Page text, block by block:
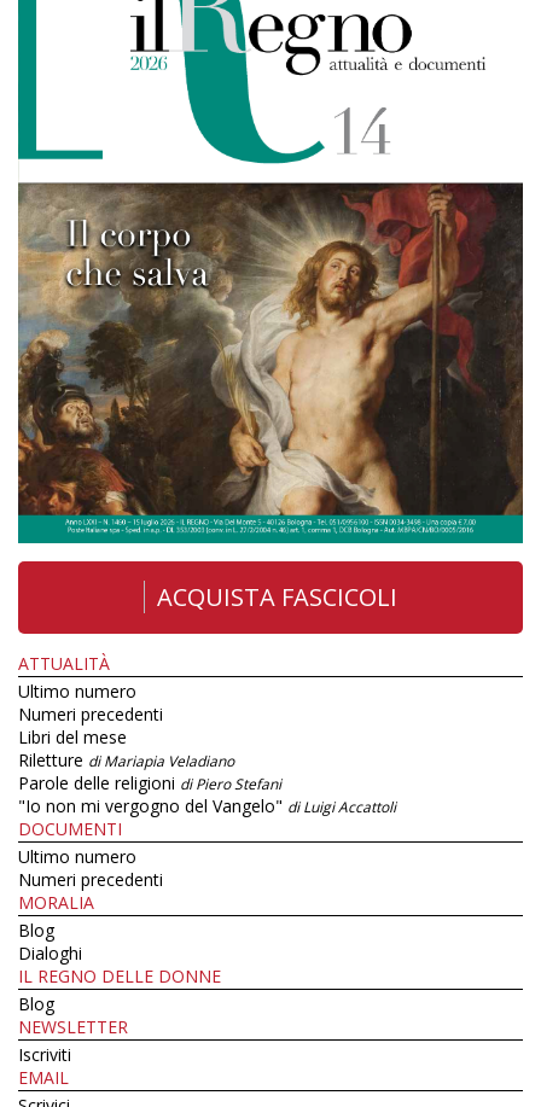
ACQUISTA FASCICOLI
ATTUALITÀ
Ultimo numero
Numeri precedenti
Libri del mese
Riletture di Mariapia Veladiano
Parole delle religioni di Piero Stefani
"Io non mi vergogno del Vangelo" di Luigi Accattoli
DOCUMENTI
Ultimo numero
Numeri precedenti
MORALIA
Blog
Dialoghi
IL REGNO DELLE DONNE
Blog
NEWSLETTER
Iscriviti
EMAIL